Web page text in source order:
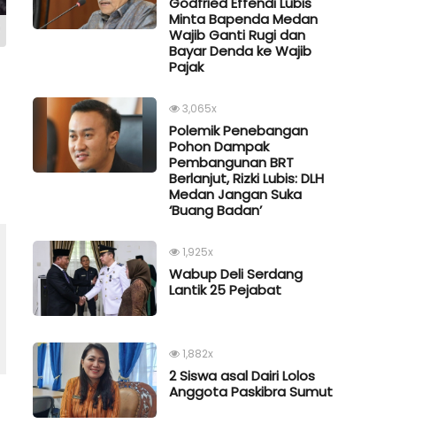
Minta Bapenda Medan
Wajib Ganti Rugi dan
Bayar Denda ke Wajib
Pajak
3,065x
Polemik Penebangan
Pohon Dampak
Pembangunan BRT
Berlanjut, Rizki Lubis: DLH
Medan Jangan Suka
‘Buang Badan’
1,925x
Wabup Deli Serdang
Lantik 25 Pejabat
1,882x
2 Siswa asal Dairi Lolos
Anggota Paskibra Sumut